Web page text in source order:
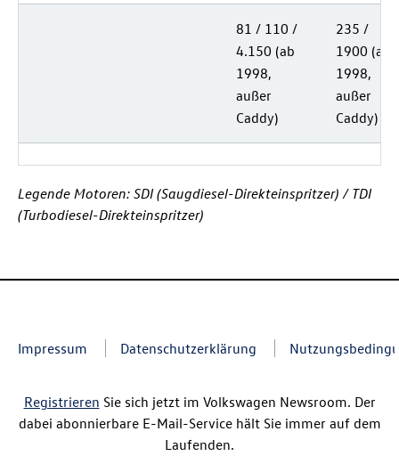
81 / 110 /
4.150 (ab
1998,
außer
Caddy)
235 /
1900 (ab
1998,
außer
Caddy)
Legende Motoren: SDI (Saugdiesel-Direkteinspritzer) / TDI
(Turbodiesel-Direkteinspritzer)
Impressum Datenschutzerklärung
Registrieren Sie sich jetzt im Volkswagen Newsroom. Der
dabei abonnierbare E-Mail-Service hält Sie immer auf dem
Laufenden.